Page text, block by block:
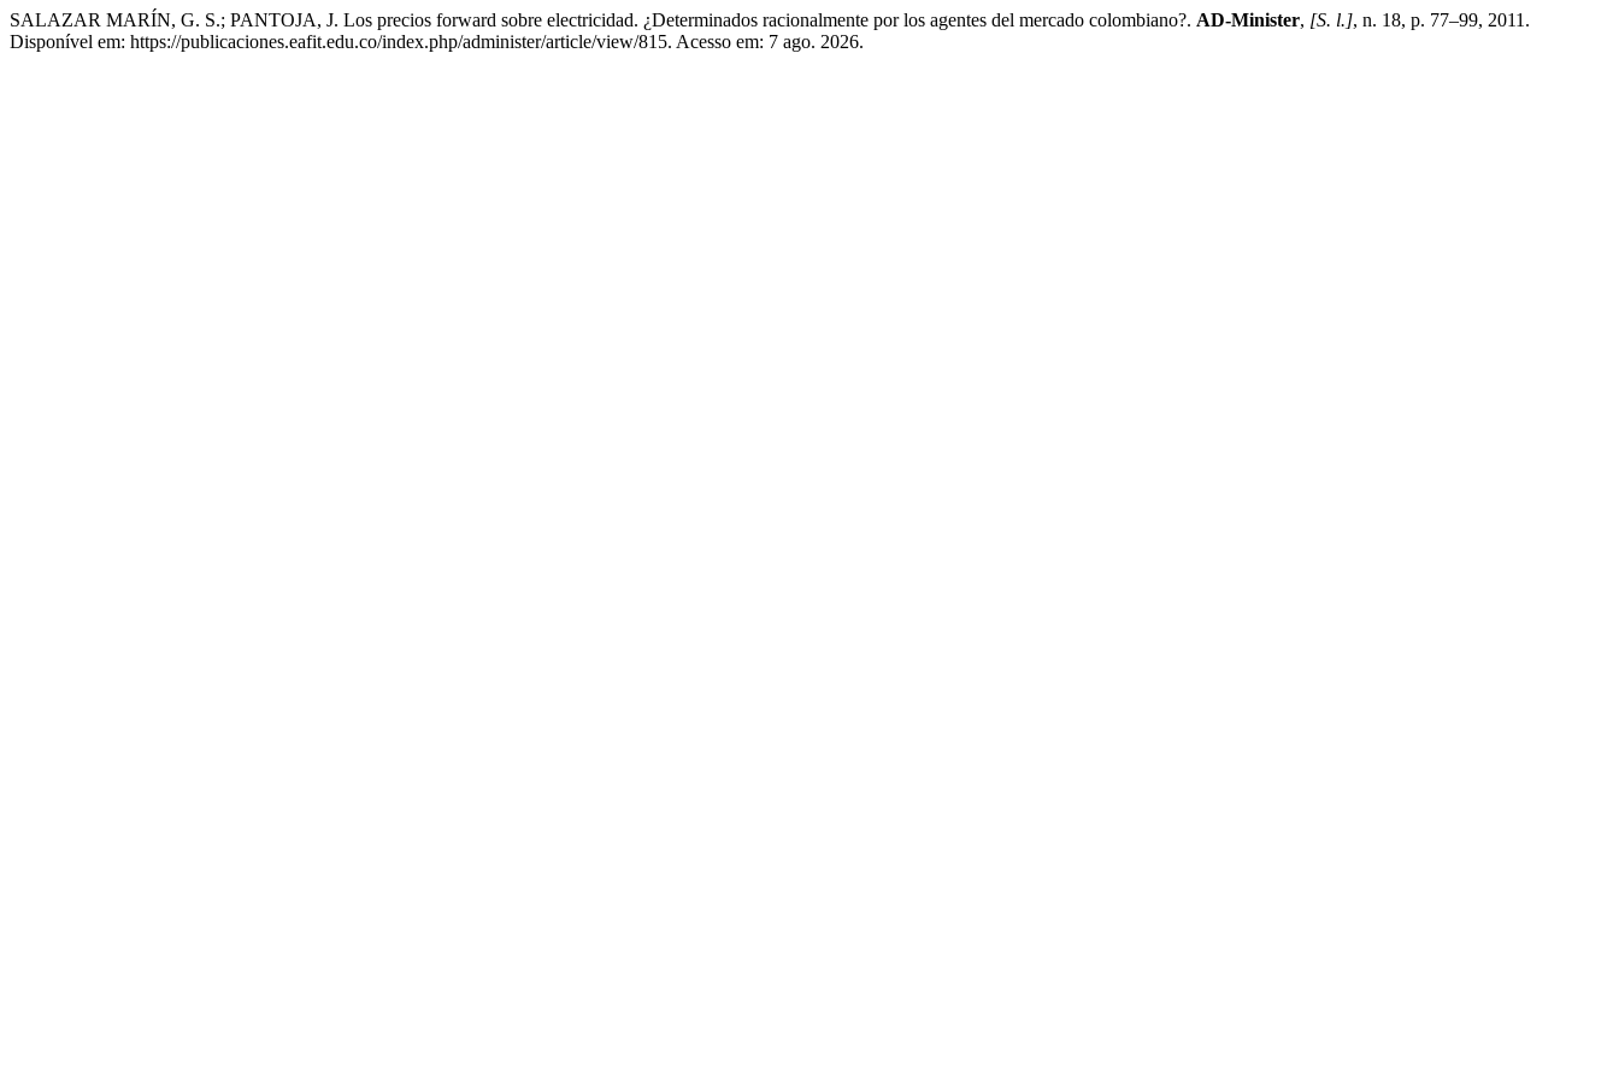
SALAZAR MARÍN, G. S.; PANTOJA, J. Los precios forward sobre electricidad. ¿Determinados racionalmente por los agentes del mercado colombiano?. AD-Minister, [S. l.], n. 18, p. 77–99, 2011.
Disponível em: https://publicaciones.eafit.edu.co/index.php/administer/article/view/815. Acesso em: 7 ago. 2026.